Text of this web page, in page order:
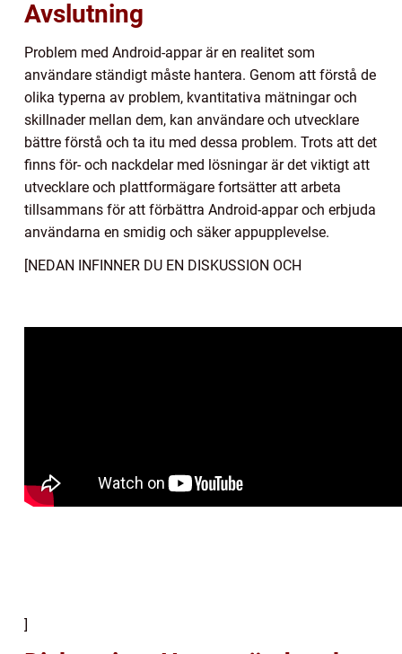
Avslutning
Problem med Android-appar är en realitet som
användare ständigt måste hantera. Genom att förstå de
olika typerna av problem, kvantitativa mätningar och
skillnader mellan dem, kan användare och utvecklare
bättre förstå och ta itu med dessa problem. Trots att det
finns för- och nackdelar med lösningar är det viktigt att
utvecklare och plattformägare fortsätter att arbeta
tillsammans för att förbättra Android-appar och erbjuda
användarna en smidig och säker appupplevelse.
[NEDAN INFINNER DU EN DISKUSSION OCH
]